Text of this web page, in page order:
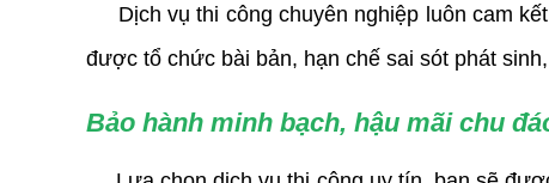
Dịch vụ thi công chuyên nghiệp luôn cam
được tổ chức bài bản, hạn chế sai sót phát
Bảo hành minh bạch, hậu mãi chu